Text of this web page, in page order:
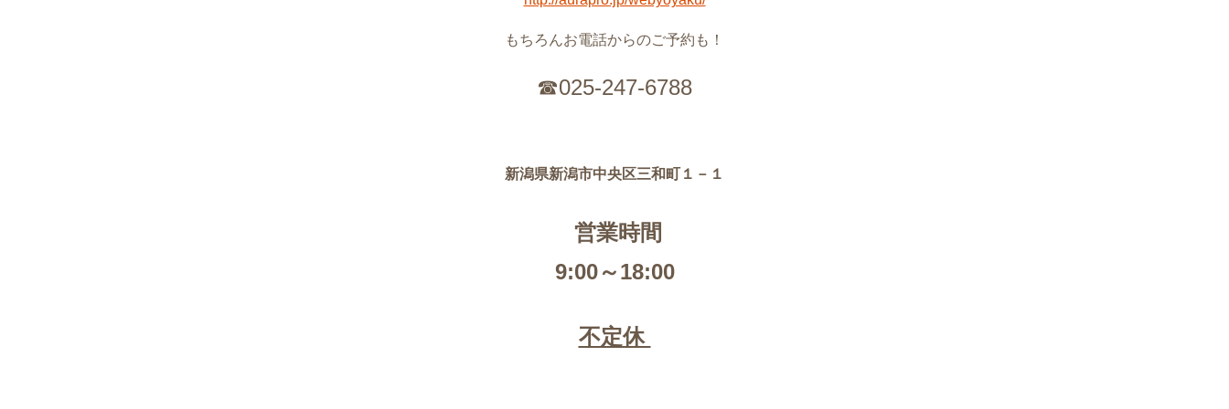
もちろんお電話からのご予約も！
☎025-247-6788
新潟県新潟市中央区三和町１－１
営業時間
9:00～18:00
不定休